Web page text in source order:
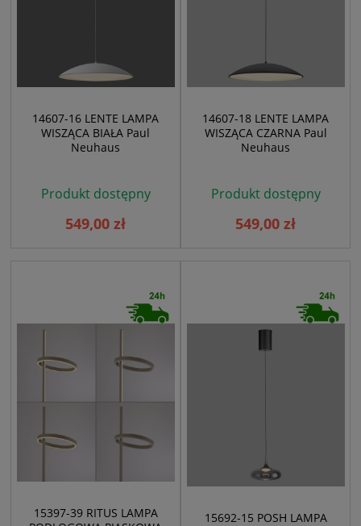
14607-16 LENTE LAMPA
WISZĄCA BIAŁA Paul
Neuhaus
Produkt dostępny
549,00 zł
14607-18 LENTE LAMPA
WISZĄCA CZARNA Paul
Neuhaus
Produkt dostępny
549,00 zł
15397-39 RITUS LAMPA
15692-15 POSH LAMPA